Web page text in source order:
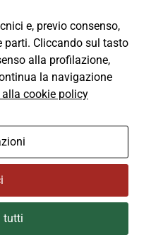
Design s.r.l.
e, previo consenso,
parti. Cliccando sul tasto
alla profilazione,
la navigazione
alla cookie policy
tutti
per il
funzionamento
essere
disabilitati.